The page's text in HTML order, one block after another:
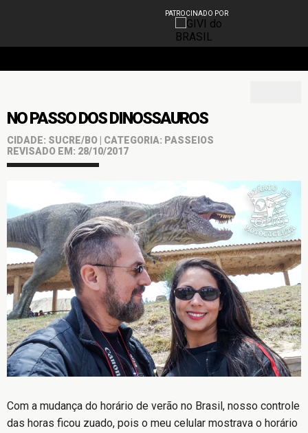
PATROCINADO POR
NO PASSO DOS DINOSSAUROS
CIDADE: SUCRE/BO | CATEGORIA: PASSEIOS
REVISADO EM: 28/10/2017
Com a mudança do horário de verão no Brasil, nosso controle
das horas ficou zuado, pois o meu celular mostrava o horário